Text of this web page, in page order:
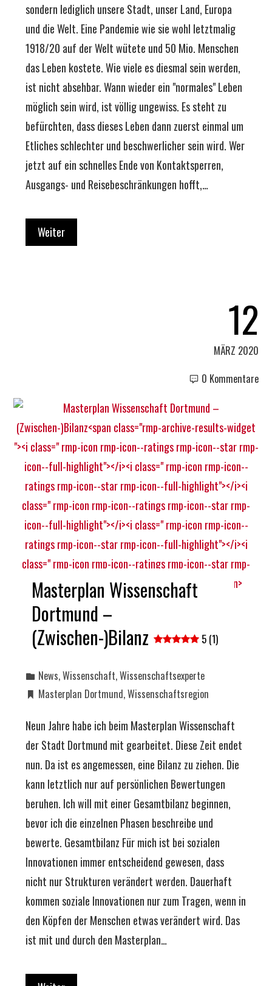
sondern lediglich unsere Stadt, unser Land, Europa
und die Welt. Eine Pandemie wie sie wohl letztmalig
1918/20 auf der Welt wütete und 50 Mio. Menschen
das Leben kostete. Wie viele es diesmal sein werden,
ist nicht absehbar. Wann wieder ein "normales" Leben
möglich sein wird, ist völlig ungewiss. Es steht zu
befürchten, dass dieses Leben dann zuerst einmal um
Etliches schlechter und beschwerlicher sein wird. Wer
jetzt auf ein schnelles Ende von Kontaktsperren,
Ausgangs- und Reisebeschränkungen hofft,…
Weiter
12
MÄRZ 2020
0 Kommentare
Masterplan Wissenschaft
Dortmund –
(Zwischen-)Bilanz
5 (1)
News,Wissenschaft,Wissenschaftsexperte
Masterplan Dortmund,Wissenschaftsregion
Neun Jahre habe ich beim Masterplan Wissenschaft
der Stadt Dortmund mit gearbeitet. Diese Zeit endet
nun. Da ist es angemessen, eine Bilanz zu ziehen. Die
kann letztlich nur auf persönlichen Bewertungen
beruhen. Ich will mit einer Gesamtbilanz beginnen,
bevor ich die einzelnen Phasen beschreibe und
bewerte. Gesamtbilanz Für mich ist bei sozialen
Innovationen immer entscheidend gewesen, dass
nicht nur Strukturen verändert werden. Dauerhaft
kommen soziale Innovationen nur zum Tragen, wenn in
den Köpfen der Menschen etwas verändert wird. Das
ist mit und durch den Masterplan…